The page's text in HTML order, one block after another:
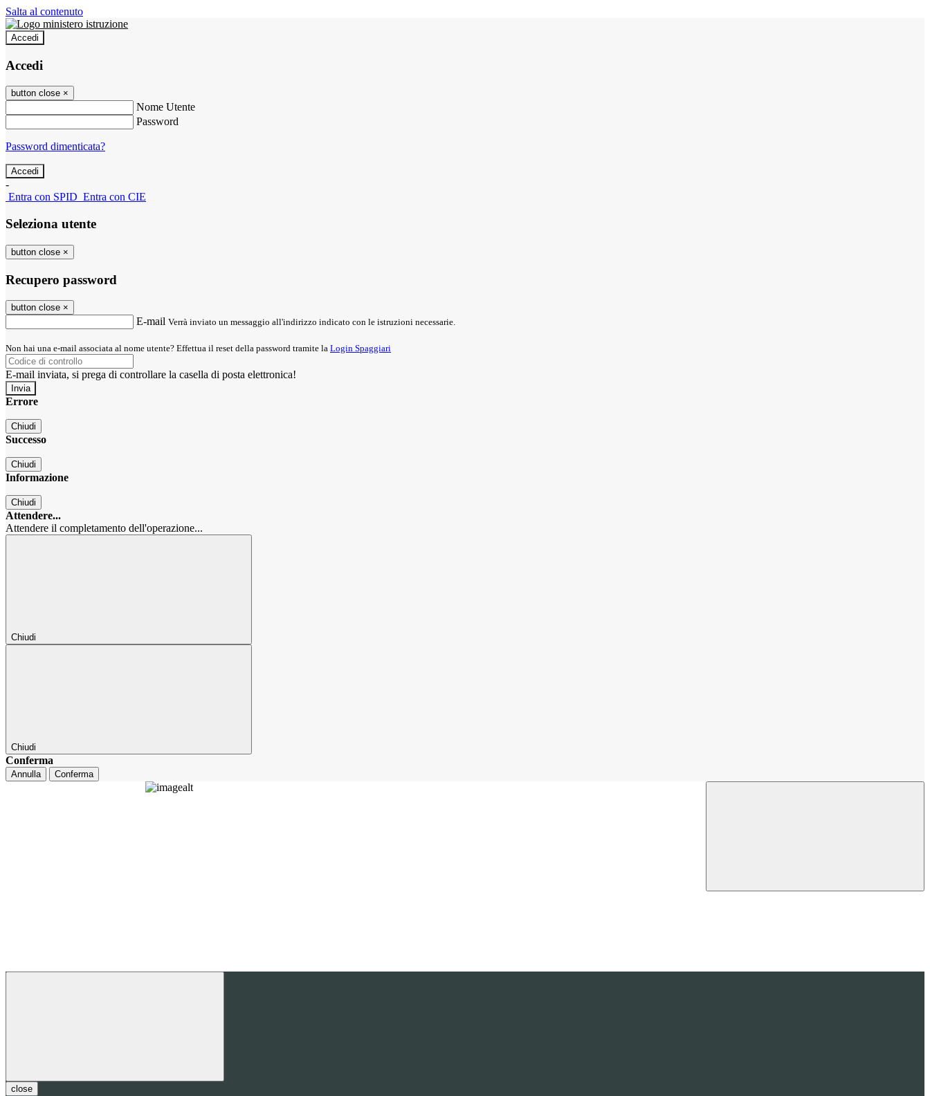
Salta al contenuto
Accedi
Accedi
button close ×
Nome Utente
Password
Password dimenticata?
-
Entra con SPID Entra con CIE
Seleziona utente
button close ×
Recupero password
button close ×
E-mail Verrà inviato un messaggio all'indirizzo indicato con le istruzioni necessarie.
Non hai una e-mail associata al nome utente? Effettua il reset della password tramite la Login Spaggiari
E-mail inviata, si prega di controllare la casella di posta elettronica!
Errore
Chiudi
Successo
Chiudi
Informazione
Chiudi
Attendere...
Attendere il completamento dell'operazione...
Chiudi
Chiudi
Conferma
Annulla Conferma
close